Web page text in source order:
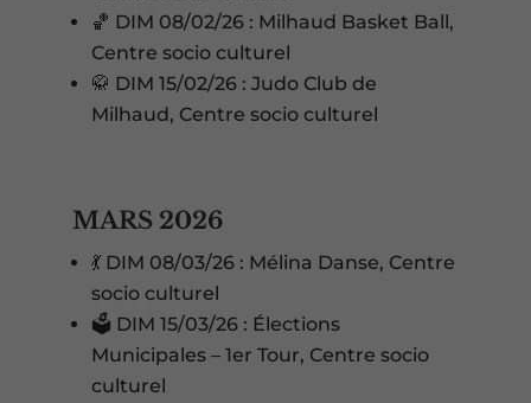
🏀 DIM 08/02/26 : Milhaud Basket Ball,
Centre socio culturel
🥋 DIM 15/02/26 : Judo Club de
Milhaud, Centre socio culturel
MARS 2026
💃 DIM 08/03/26 : Mélina Danse, Centre
socio culturel
🗳️ DIM 15/03/26 : Élections
Municipales – 1er Tour, Centre socio
culturel